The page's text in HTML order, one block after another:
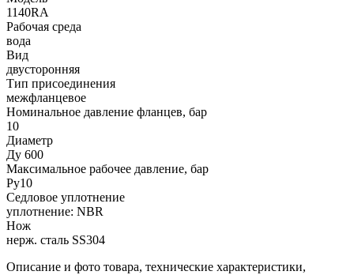
1140RA
Рабочая среда
вода
Вид
двусторонняя
Тип присоединения
межфланцевое
Номинальное давление фланцев, бар
10
Диаметр
Ду 600
Максимальное рабочее давление, бар
Ру10
Седловое уплотнение
уплотнение: NBR
Нож
нерж. сталь SS304
Описание и фото товара, технические характеристики,